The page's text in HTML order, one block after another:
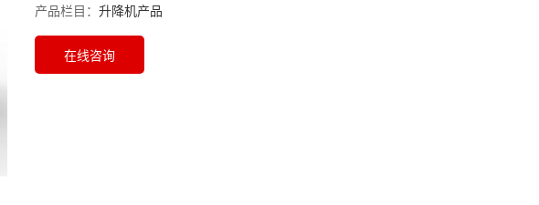
产品栏目： 升降机产品
在线咨询